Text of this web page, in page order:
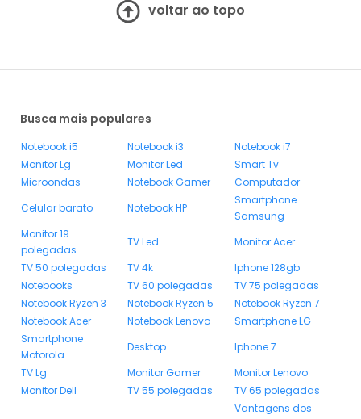
voltar ao topo
Busca mais populares
Notebook i5 Notebook i3
Notebook i7
Monitor Lg
Monitor Led
Smart Tv
Microondas
Notebook Gamer
Computador
Celular barato
Notebook HP
Smartphone
Samsung
Monitor 19
polegadas
TV Led
Monitor Acer
TV 50 polegadas
TV 4k
Iphone 128gb
Notebooks
TV 60 polegadas
TV 75 polegadas
Notebook Ryzen 3
Notebook Ryzen 5
Notebook Ryzen 7
Notebook Acer
Notebook Lenovo
Smartphone LG
Smartphone
Motorola
Desktop
Iphone 7
TV Lg
Monitor Gamer
Monitor Lenovo
Monitor Dell
TV 55 polegadas TV 65 polegadas
Vantagens dos